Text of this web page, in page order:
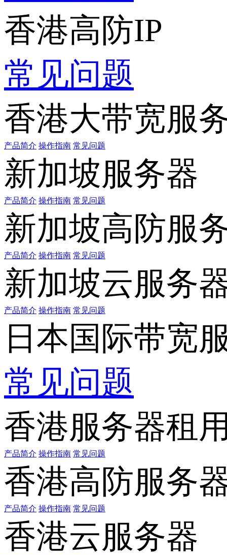
香港高防IP
常见问题
香港大带宽服
产品简介 操作指南 常见问题
新加坡服务器
产品简介 操作指南 常见问题
新加坡高防服
产品简介 操作指南 常见问题
新加坡云服务
产品简介 操作指南 常见问题
日本国际带宽
常见问题
香港服务器租
产品简介 操作指南 常见问题
香港高防服务
产品简介 操作指南 常见问题
香港云服务器